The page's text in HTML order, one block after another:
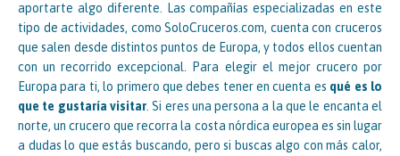
aportarte algo diferente. Las compañías especializadas en este
tipo de actividades, como SoloCruceros.com, cuenta con cruceros
que salen desde distintos puntos de Europa, y todos ellos cuentan
con un recorrido excepcional. Para elegir el mejor crucero por
Europa para ti, lo primero que debes tener en cuenta es qué es lo
que te gustaría visitar. Si eres una persona a la que le encanta el
norte, un crucero que recorra la costa nórdica europea es sin lugar
a dudas lo que estás buscando, pero si buscas algo con más calor,